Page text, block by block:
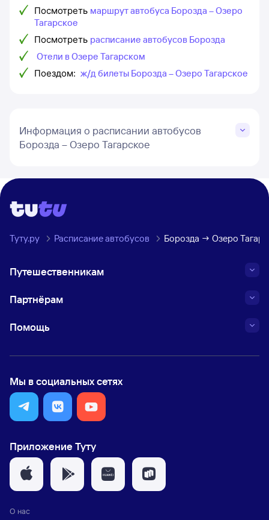
Посмотреть маршрут автобуса Борозда – Озеро
Тагарское
Посмотреть расписание автобусов Борозда
Отели в Озере Тагарском
Поездом: ж/д билеты Борозда – Озеро Тагарское
Информация о расписании автобусов
Борозда – Озеро Тагарское
Туту.ру Расписание автобусов Борозда → Озеро
Путешественникам
Партнёрам
Помощь
Мы в социальных сетях
Приложение Туту
О нас